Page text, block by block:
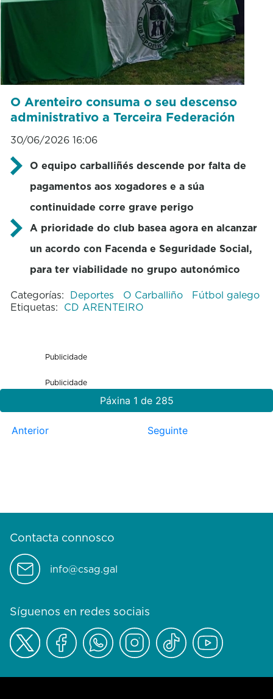
O Arenteiro consuma o seu descenso
administrativo a Terceira Federación
30/06/2026 16:06
O equipo carballiñés descende por falta de
pagamentos aos xogadores e a súa
continuidade corre grave perigo
A prioridade do club basea agora en alcanzar
un acordo con Facenda e Seguridade Social,
para ter viabilidade no grupo autonómico
Categorías: Deportes O Carballiño
Fútbol galego
Etiquetas: CD ARENTEIRO
Publicidade
Publicidade
Páxina 1 de 285
Anterior Seguinte
Contacta connosco
info@csag.gal
Síguenos en redes sociais